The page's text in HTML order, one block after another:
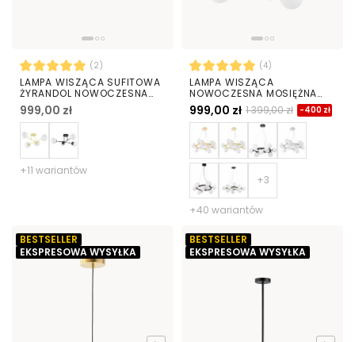
(2)
LAMPA WISZĄCA SUFITOWA
ŻYRANDOL NOWOCZESNA
ZŁOTO SZCZOTKOWANE
BIAŁE KULE FINO 4 LED
999,00 zł
+11 wariantów
(4)
LAMPA WISZĄCA
NOWOCZESNA MOSIĘŻNA
BIAŁE KULE MARSIADA 15
999,00 zł 1 399,00 zł -400 zł
+40 wariantów
BESTSELLER
EKSPRESOWA WYSYŁKA
BESTSELLER
EKSPRESOWA WYSYŁKA